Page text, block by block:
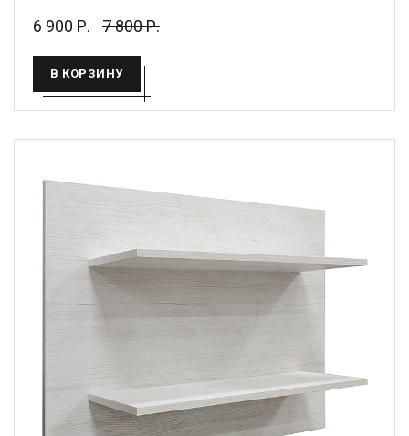
6 900 Р. 7 800 Р.
В КОРЗИНУ